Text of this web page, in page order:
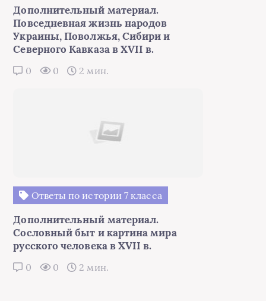
Дополнительный материал.
Повседневная жизнь народов
Украины, Поволжья, Сибири и
Северного Кавказа в XVII в.
0 0 2 мин.
Ответы по истории 7 класса
Дополнительный материал.
Сословный быт и картина мира
русского человека в XVII в.
0 0 2 мин.